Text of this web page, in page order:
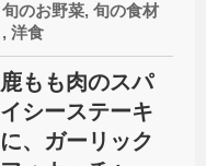
旬のお野菜, 旬の食材
, 洋食
鹿もも肉のスパ
イシーステーキ
に、ガーリック